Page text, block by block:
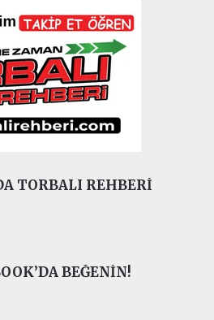
TORBALI REHBERI
BEĞENIN!